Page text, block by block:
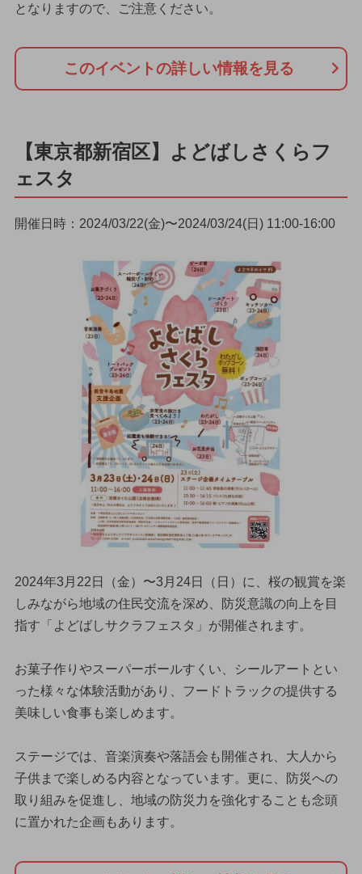
となりますので、ご注意ください。
このイベントの詳しい情報を見る
【東京都新宿区】よどばしさくらフ
ェスタ
開催日時：2024/03/22(金)〜2024/03/24(日) 11:00-16:00
2024年3月22日（金）〜3月24日（日）に、桜の観賞を楽
しみながら地域の住民交流を深め、防災意識の向上を目
指す「よどばしサクラフェスタ」が開催されます。
お菓子作りやスーパーボールすくい、シールアートとい
った様々な体験活動があり、フードトラックの提供する
美味しい食事も楽しめます。
ステージでは、音楽演奏や落語会も開催され、大人から
子供まで楽しめる内容となっています。更に、防災への
取り組みを促進し、地域の防災力を強化することも念頭
に置かれた企画もあります。